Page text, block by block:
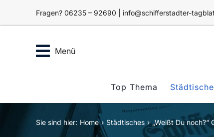
Fragen? 06235 – 92690 | info@schifferstadter-
Menü
Top Thema
Sie sind hier: Home Städtisches „Weißt Du